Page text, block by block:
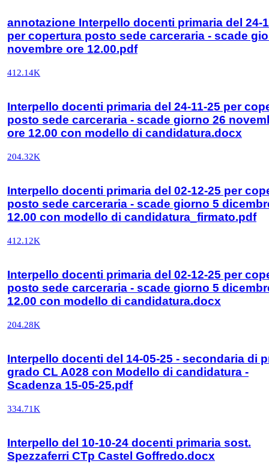
annotazione Interpello docenti primaria del 24-
per copertura posto sede carceraria - scade
novembre ore 12.00.pdf
412.14K
Interpello docenti primaria del 24-11-25 per
posto sede carceraria - scade giorno 26
ore 12.00 con modello di candidatura.docx
204.32K
Interpello docenti primaria del 02-12-25 per
posto sede carceraria - scade giorno 5
12.00 con modello di candidatura_firmato.pdf
412.12K
Interpello docenti primaria del 02-12-25 per
posto sede carceraria - scade giorno 5
12.00 con modello di candidatura.docx
204.28K
Interpello docenti del 14-05-25 - secondaria di
grado CL A028 con Modello di candidatura -
Scadenza 15-05-25.pdf
334.71K
Interpello del 10-10-24 docenti primaria sost.
Spezzaferri CTp Castel Goffredo.docx